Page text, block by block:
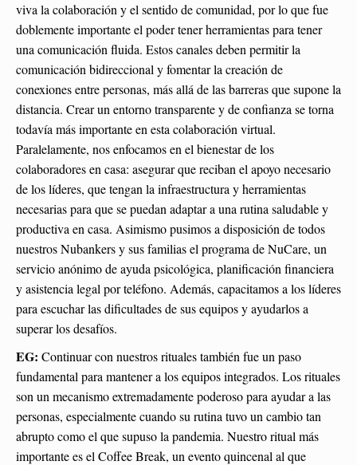
viva la colaboración y el sentido de comunidad, por lo que fue
doblemente importante el poder tener herramientas para tener
una comunicación fluida. Estos canales deben permitir la
comunicación bidireccional y fomentar la creación de
conexiones entre personas, más allá de las barreras que supone la
distancia. Crear un entorno transparente y de confianza se torna
todavía más importante en esta colaboración virtual.
Paralelamente, nos enfocamos en el bienestar de los
colaboradores en casa: asegurar que reciban el apoyo necesario
de los líderes, que tengan la infraestructura y herramientas
necesarias para que se puedan adaptar a una rutina saludable y
productiva en casa. Asimismo pusimos a disposición de todos
nuestros Nubankers y sus familias el programa de NuCare, un
servicio anónimo de ayuda psicológica, planificación financiera
y asistencia legal por teléfono. Además, capacitamos a los líderes
para escuchar las dificultades de sus equipos y ayudarlos a
superar los desafíos.
EG: Continuar con nuestros rituales también fue un paso
fundamental para mantener a los equipos integrados. Los rituales
son un mecanismo extremadamente poderoso para ayudar a las
personas, especialmente cuando su rutina tuvo un cambio tan
abrupto como el que supuso la pandemia. Nuestro ritual más
importante es el Coffee Break, un evento quincenal al que